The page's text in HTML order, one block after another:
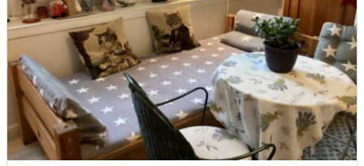
Privatzimmer in Düsseldorf Salierstraße
für 1 bis 6 Personen